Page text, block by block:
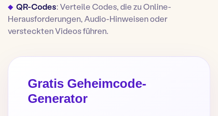
QR-Codes: Verteile Codes, die zu Online-
Herausforderungen, Audio-Hinweisen oder
versteckten Videos führen.
Gratis Geheimcode-
Generator